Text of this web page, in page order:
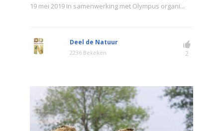
19 mei 2019 In samenwerking met Olympus organi...
Deel de Natuur
2236 Bekeken 2